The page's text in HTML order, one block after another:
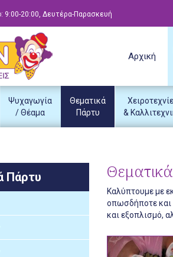
Ψυχαγωγία
/ Θέαμα
Θεματικά
Πάρτυ
&
Πάρτυ
Καλύπτουμε με
οπωσδήποτε και
και εξοπλισμό,
9:00-20:00, Δευτέρα-Παρασκευή
Αρχική